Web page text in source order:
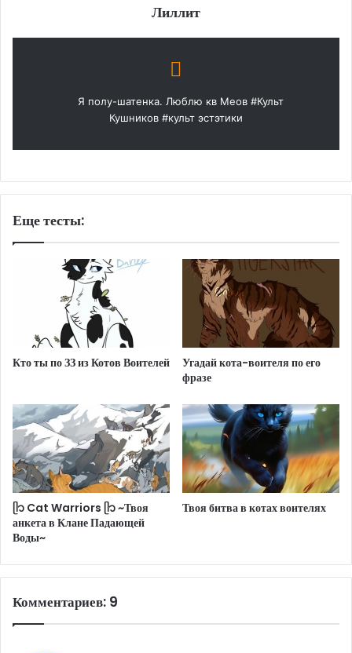
Лиллит
Я полу-шатенка. Люблю кв Меов #Культ
Кушников #культ эстэтики
Еще тесты:
Кто ты по ЗЗ из Котов Воителей
Угадай кота-воителя по его
фразе
ᥫ᭡ Cat Warriors ᥫ᭡ ~Твоя
анкета в Клане Падающей
Воды~
Твоя битва в котах воителях
Комментариев: 9